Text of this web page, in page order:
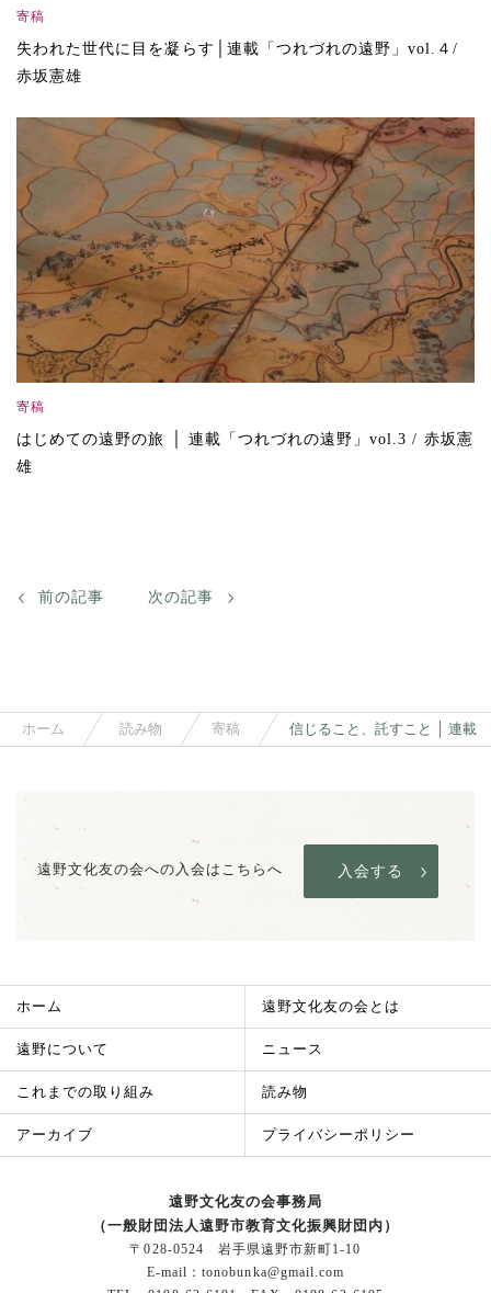
寄稿
失われた世代に目を凝らす│連載「つれづれの遠野」vol.４/
赤坂憲雄
寄稿
はじめての遠野の旅 │ 連載「つれづれの遠野」vol.3 / 赤坂憲
雄
前の記事 次の記事
ホーム 読み物 寄稿
遠野文化友の会への入会はこちらへ 入会する
ホーム 遠野文化友の会とは
遠野について ニュース
これまでの取り組み 読み物
アーカイブ プライバシーポリシー
遠野文化友の会事務局
（一般財団法人遠野市教育文化振興財団内）
〒028-0524 岩手県遠野市新町1-10
E-mail：tonobunka@gmail.com